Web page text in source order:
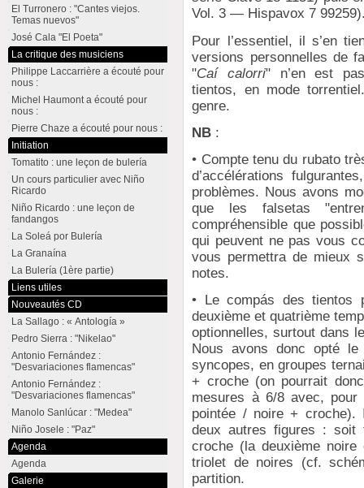
Vol. 3 — Hispavox 7
Pour l’essentiel, il s’en
versions personnelles de
"Caí calorri" n’en est
tientos, en mode
genre.
NB :
• Compte tenu du rubato
d’accélérations
problèmes. Nous avons
que les falsetas
compréhensible que
qui peuvent ne pas vous
vous permettra de mieux
notes.
• Le compás des tientos
deuxième et quatrième
optionnelles, surtout dans
Nous avons donc opté
syncopes, en groupes
+ croche (on pourrait
mesures à 6/8 avec,
pointée / noire + croche).
deux autres figures :
croche (la deuxième
triolet de noires (cf.
partition.
El Turronero : "Cantes viejos.
Temas nuevos"
José Cala "El Poeta"
La critique des musiciens
Philippe Laccarrière a écouté pour
nous :
Michel Haumont a écouté pour
nous :
Pierre Chaze a écouté pour nous :
Initiation
Tomatito : une leçon de bulería
Un cours particulier avec Niño
Ricardo
Niño Ricardo : une leçon de
fandangos
La Soleá por Bulería
La Granaína
La Bulería (1ère partie)
Liens utiles
Nouveautés CD
La Sallago : « Antología »
Pedro Sierra : "Nikelao"
Antonio Fernández :
"Desvariaciones flamencas"
Antonio Fernández :
"Desvariaciones flamencas"
Manolo Sanlúcar : "Medea"
Niño Josele : "Paz"
Agenda
Agenda
Galerie